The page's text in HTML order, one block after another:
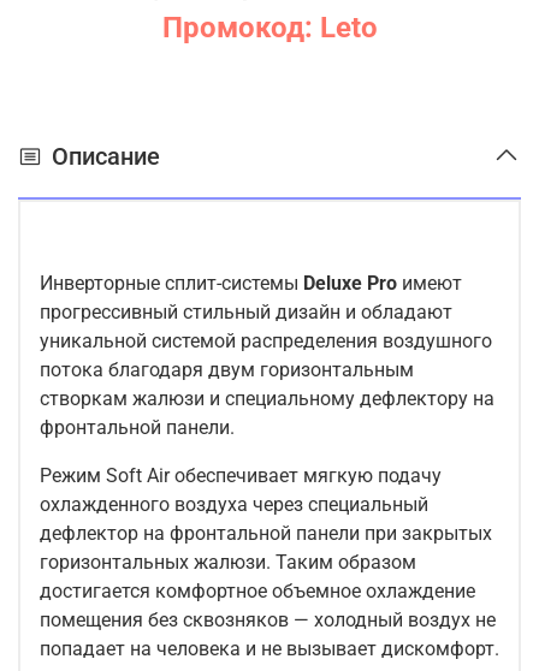
эффективностью и тихая работа без вибрации
Защитное покрытие теплообменника наружного
монтажную компанию
1 год гарантии + 2 года бесплатного
Уникальная схема монтажа. Удобно. Быстро.
Полное прижимание внутреннего блока к стене.
Промокод: Leto
Описание
Инверторные сплит-системы Deluxe Pro имеют
прогрессивный стильный дизайн и обладают
уникальной системой распределения воздушного
потока благодаря двум горизонтальным
створкам жалюзи и специальному дефлектору на
фронтальной панели.
Режим Soft Air обеспечивает мягкую подачу
охлажденного воздуха через специальный
дефлектор на фронтальной панели при закрытых
горизонтальных жалюзи. Таким образом
достигается комфортное объемное охлаждение
помещения без сквозняков — холодный воздух не
попадает на человека и не вызывает дискомфорт.